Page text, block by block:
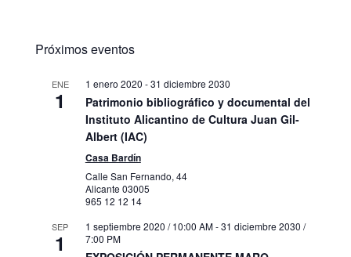
Próximos eventos
ENE
1
1 enero 2020 -31 diciembre 2030
Patrimonio bibliográfico y documental del
Instituto Alicantino de Cultura Juan Gil-
Albert (IAC)
Casa Bardín
Calle San Fernando, 44
Alicante 03005
965 12 12 14
SEP
1
1 septiembre 2020 / 10:00 AM-31 diciembre 2030 /
7:00 PM